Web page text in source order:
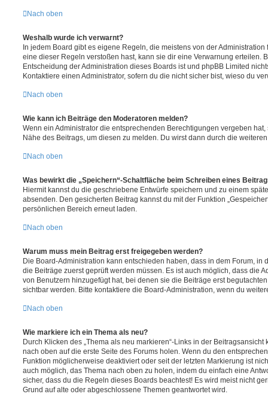
Nach oben
Weshalb wurde ich verwarnt?
In jedem Board gibt es eigene Regeln, die meistens von der
eine dieser Regeln verstoßen hast, kann sie dir eine Verwarnung erteilen.
Entscheidung der Administration dieses Boards ist und phpBB Limited
Kontaktiere einen Administrator, sofern du die nicht sicher bist, wieso du
Nach oben
Wie kann ich Beiträge den Moderatoren melden?
Wenn ein Administrator die entsprechenden Berechtigungen vergeben
Nähe des Beitrags, um diesen zu melden. Du wirst dann durch die
Nach oben
Was bewirkt die „Speichern“-Schaltfläche beim Schreiben eines
Hiermit kannst du die geschriebene Entwürfe speichern und zu einem
absenden. Den gesicherten Beitrag kannst du mit der Funktion
persönlichen Bereich erneut laden.
Nach oben
Warum muss mein Beitrag erst freigegeben werden?
Die Board-Administration kann entschieden haben, dass in dem Forum, in
die Beiträge zuerst geprüft werden müssen. Es ist auch möglich, dass die
von Benutzern hinzugefügt hat, bei denen sie die Beiträge erst
sichtbar werden. Bitte kontaktiere die Board-Administration, wenn du
Nach oben
Wie markiere ich ein Thema als neu?
Durch Klicken des „Thema als neu markieren“-Links in der
nach oben auf die erste Seite des Forums holen. Wenn du den
Funktion möglicherweise deaktiviert oder seit der letzten Markierung ist
auch möglich, das Thema nach oben zu holen, indem du einfach eine
sicher, dass du die Regeln dieses Boards beachtest! Es wird meist nicht
Grund auf alte oder abgeschlossene Themen geantwortet wird.